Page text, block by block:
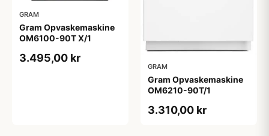
GRAM
Gram Opvaskemaskine
OM6100-90T X/1
3.495,00 kr
GRAM
Gram Opvaskemaskine
OM6210-90T/1
3.310,00 kr